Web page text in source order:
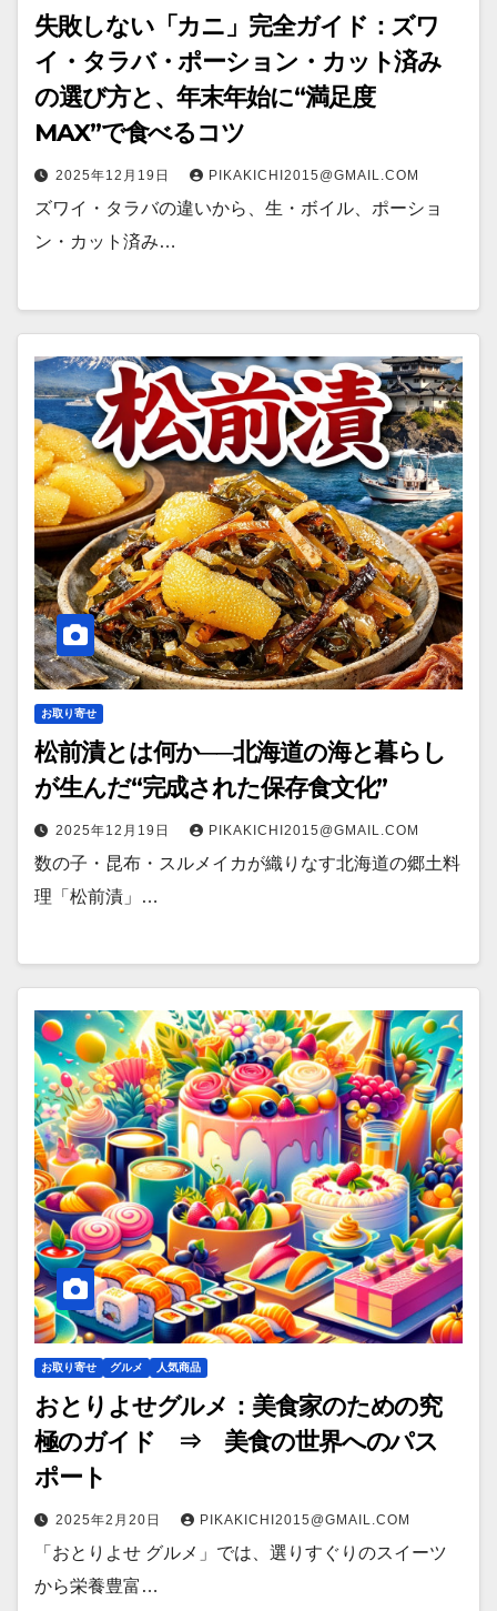
失敗しない「カニ」完全ガイド：ズワ
イ・タラバ・ポーション・カット済み
の選び方と、年末年始に“満足度
MAX”で食べるコツ
2025年12月19日 PIKAKICHI2015@GMAIL.COM
ズワイ・タラバの違いから、生・ボイル、ポーショ
ン・カット済み…
お取り寄せ
松前漬とは何か──北海道の海と暮らし
が生んだ“完成された保存食文化”
2025年12月19日 PIKAKICHI2015@GMAIL.COM
数の子・昆布・スルメイカが織りなす北海道の郷土料
理「松前漬」…
お取り寄せ グルメ 人気商品
おとりよせグルメ：美食家のための究
極のガイド ⇒ 美食の世界へのパス
ポート
2025年2月20日 PIKAKICHI2015@GMAIL.COM
「おとりよせ グルメ」では、選りすぐりのスイーツ
から栄養豊富…